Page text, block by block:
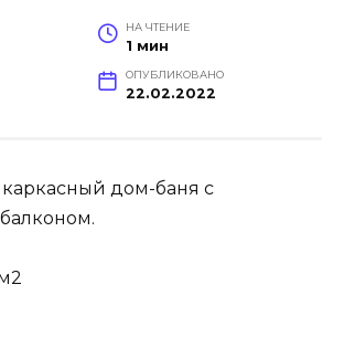
НА ЧТЕНИЕ
1 мин
ОПУБЛИКОВАНО
22.02.2022
дом-баня с